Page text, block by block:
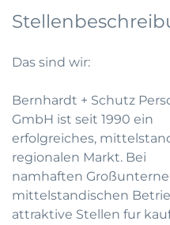
Das sind wir:
Bernhardt + Schutz
GmbH ist seit 1990 ein
erfolgreiches,
regionalen Markt. Bei
namhaften
mittelstandischen
attraktive Stellen fur